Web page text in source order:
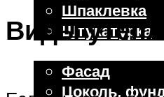
Шпаклевка
Штукатурка
Внешняя отделка
Фасад
Цоколь,
Виды